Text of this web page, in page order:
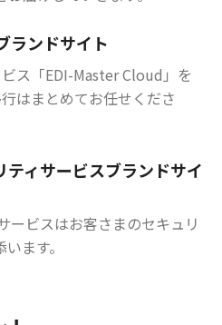
ンドサイト
ス「EDI-Master Cloud」を
はまとめてお任せくださ
ティサービスブランドサイ
ービスはお客さまのセキュリ
ます。